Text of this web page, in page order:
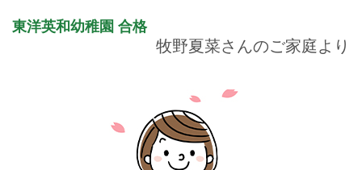
東洋英和幼稚園 合格
牧野夏菜さんのご家庭より